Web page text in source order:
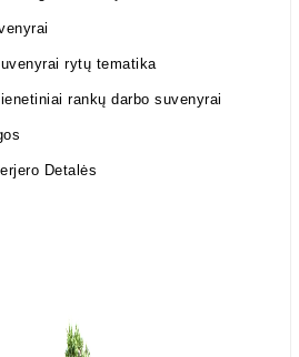
rytų tematika
rankų darbo suvenyrai
Detalės